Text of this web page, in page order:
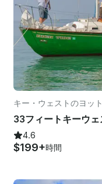
キー・ウェストのヨット
4.6
$199+時間